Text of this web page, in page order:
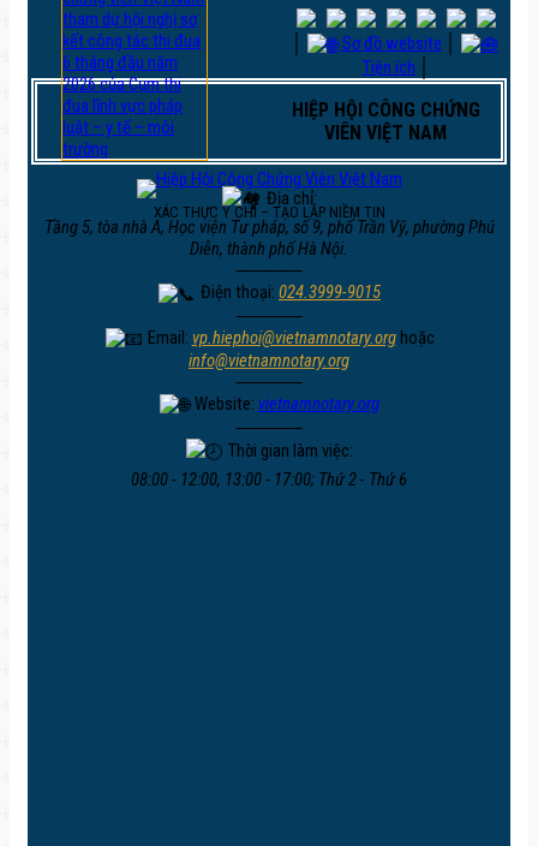
XÁC THỰC Ý CHÍ – TẠO LẬP NIỀM TIN
Sơ đồ website
Tiện ích
HIỆP HỘI CÔNG CHỨNG
VIÊN VIỆT NAM
Địa chỉ:
Tầng 5, tòa nhà A, Học viện Tư pháp, số 9, phố Trần Vỹ, phường Phú
Diễn, thành phố Hà Nội.
─────
Điện thoại:024.3999-9015
─────
Email: vp.hiephoi@vietnamnotary.orghoặc
info@vietnamnotary.org
─────
Website: vietnamnotary.org
─────
Thời gian làm việc:
08:00 - 12:00, 13:00 - 17:00; Thứ 2 - Thứ 6